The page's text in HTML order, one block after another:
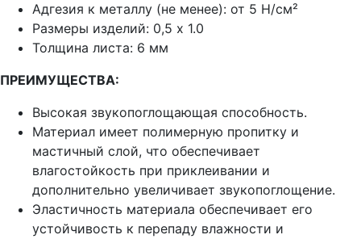
Адгезия к металлу (не менее): от 5 Н/см²
Размеры изделий: 0,5 х 1.0
Толщина листа: 6 мм
ПРЕИМУЩЕСТВА:
Высокая звукопоглощающая способность.
Материал имеет полимерную пропитку и
мастичный слой, что обеспечивает
влагостойкость при приклеивании и
дополнительно увеличивает звукопоглощение.
Эластичность материала обеспечивает его
устойчивость к перепаду влажности и